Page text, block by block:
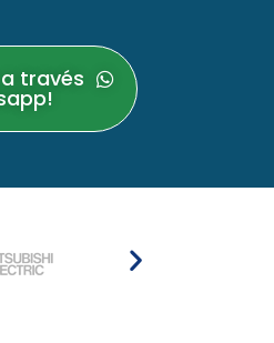
través